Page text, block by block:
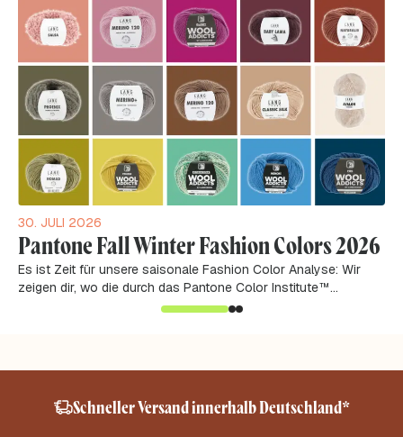
30. JULI 2026
Pantone Fall Winter Fashion Colors 2026
Es ist Zeit für unsere saisonale Fashion Color Analyse: Wir
zeigen dir, wo die durch das Pantone Color Institute™
analysierten Farbtrends aus der...
Schneller Versand innerhalb Deutschland*